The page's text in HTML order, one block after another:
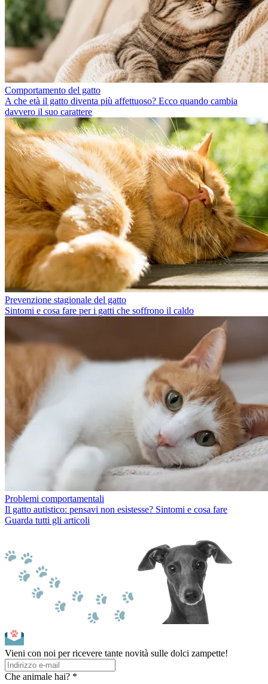
Comportamento del gatto
A che età il gatto diventa più affettuoso? Ecco quando cambia
davvero il suo carattere
Prevenzione stagionale del gatto
Sintomi e cosa fare per i gatti che soffrono il caldo
Problemi comportamentali
Il gatto autistico: pensavi non esistesse? Sintomi e cosa fare
Guarda tutti gli articoli
Vieni con noi per ricevere tante novità sulle dolci zampette!
Che animale hai? *